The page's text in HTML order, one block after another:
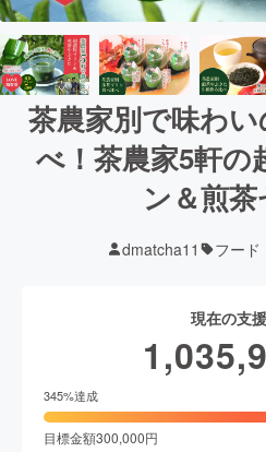
茶農家別で味わ
べ！茶農家5軒の
ン＆煎茶
dmatcha11 フード
現在の支
345%達成
目標金額300,000円